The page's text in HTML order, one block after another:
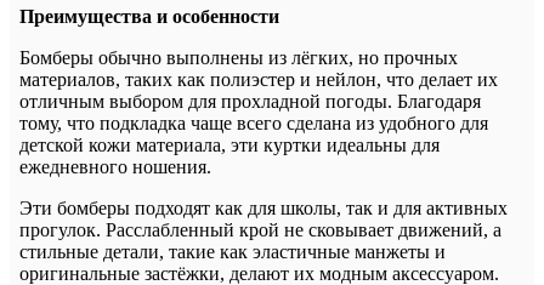
Преимущества и особенности
Бомберы обычно выполнены из лёгких, но прочных
материалов, таких как полиэстер и нейлон, что делает их
отличным выбором для прохладной погоды. Благодаря
тому, что подкладка чаще всего сделана из удобного для
детской кожи материала, эти куртки идеальны для
ежедневного ношения.
Эти бомберы подходят как для школы, так и для активных
прогулок. Расслабленный крой не сковывает движений, а
стильные детали, такие как эластичные манжеты и
оригинальные застёжки, делают их модным аксессуаром.